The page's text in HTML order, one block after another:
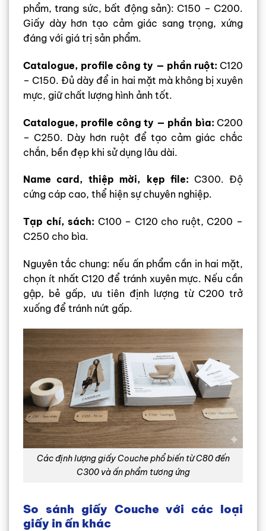
phẩm, trang sức, bất động sản): C150 – C200.
Giấy dày hơn tạo cảm giác sang trọng, xứng
đáng với giá trị sản phẩm.
Catalogue, profile công ty — phần ruột: C120
– C150. Đủ dày để in hai mặt mà không bị xuyên
mực, giữ chất lượng hình ảnh tốt.
Catalogue, profile công ty — phần bìa: C200
– C250. Dày hơn ruột để tạo cảm giác chắc
chắn, bền đẹp khi sử dụng lâu dài.
Name card, thiệp mời, kẹp file: C300. Độ
cứng cáp cao, thể hiện sự chuyên nghiệp.
Tạp chí, sách: C100 – C120 cho ruột, C200 –
C250 cho bìa.
Nguyên tắc chung: nếu ấn phẩm cần in hai mặt,
chọn ít nhất C120 để tránh xuyên mực. Nếu cần
gập, bẻ gấp, ưu tiên định lượng từ C200 trở
xuống để tránh nứt gấp.
Các định lượng giấy Couche phổ biến từ C80 đến
C300 và ấn phẩm tương ứng
So sánh giấy Couche với các loại
giấy in ấn khác